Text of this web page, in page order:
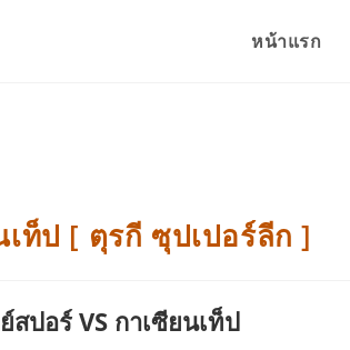
หน้าแรก
เท็ป [ ตุรกี ซุปเปอร์ลีก ]
สปอร์ VS กาเซียนเท็ป